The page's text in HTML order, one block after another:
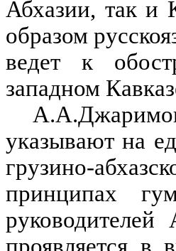
Абхазии, так и
образом
ведет к
западном
указывают на
грузино-
принципах